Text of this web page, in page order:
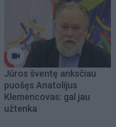
Jūros šventę anksčiau
puošęs Anatolijus
Klemencovas: gal jau
užtenka